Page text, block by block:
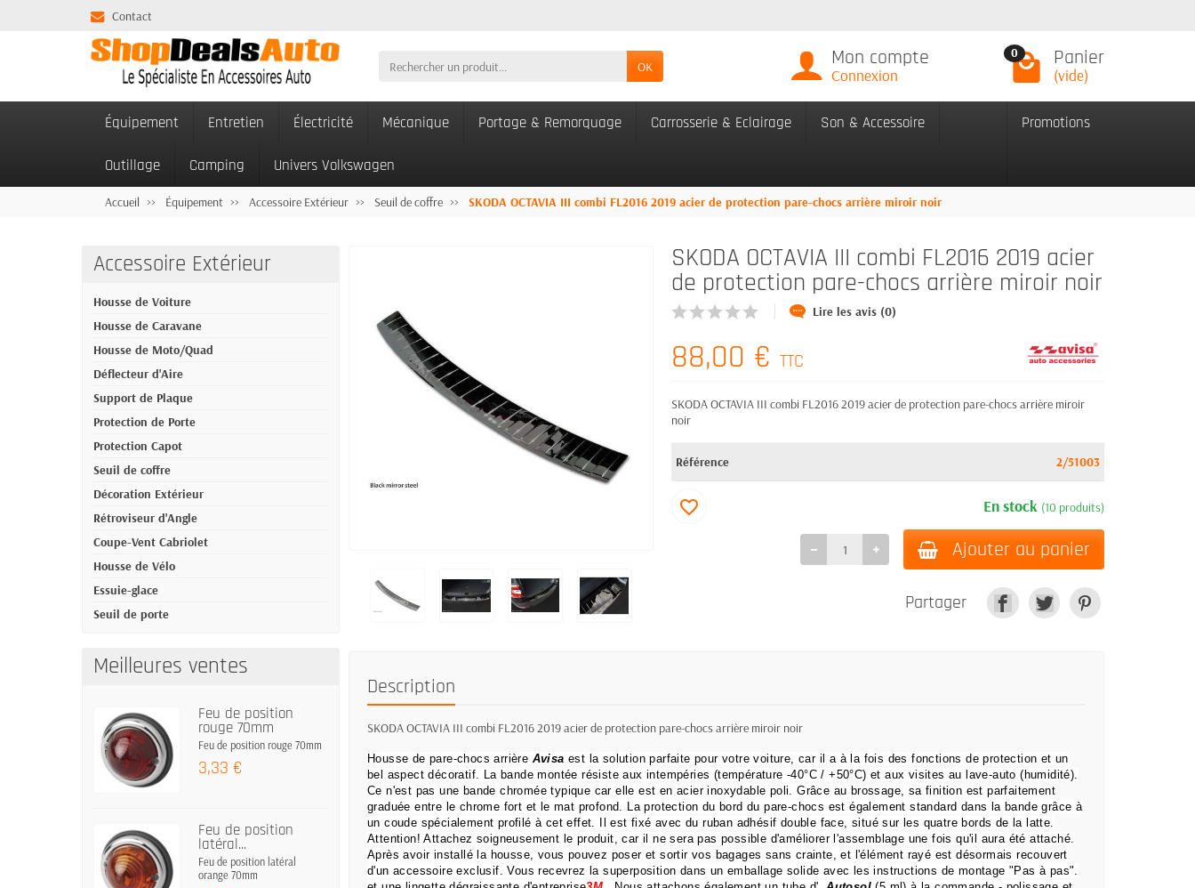
Contact
OK Mon compte
Connexion
0 Panier
(vide)
Équipement Entretien Électricité Mécanique Portage & Remorquage Carrosserie & Eclairage Son & Accessoire
Outillage Camping Univers Volkswagen
Promotions
Accueil Équipement Accessoire Extérieur Seuil de coffre SKODA OCTAVIA III combi FL2016 2019 acier de protection pare-chocs arrière miroir noir
Accessoire Extérieur
Housse de Voiture
Housse de Caravane
Housse de Moto/Quad
Déflecteur d'Aire
Support de Plaque
Protection de Porte
Protection Capot
Seuil de coffre
Décoration Extérieur
Rétroviseur d'Angle
Coupe-Vent Cabriolet
Housse de Vélo
Essuie-glace
Seuil de porte
Meilleures ventes
Feu de position
rouge 70mm
Feu de position rouge 70mm
3,33 €
Feu de position
latéral...
Feu de position latéral
orange 70mm
SKODA OCTAVIA III combi FL2016 2019 acier
de protection pare-chocs arrière miroir noir
Lire les avis (0)
88,00 € TTC
SKODA OCTAVIA III combi FL2016 2019 acier de protection pare-chocs arrière miroir
noir
Référence 2/51003
En stock (10 produits)
Ajouter au panier
favorite_border
Partager
Description
SKODA OCTAVIA III combi FL2016 2019 acier de protection pare-chocs arrière miroir noir
Housse de pare-chocs arrière Avisa est la solution parfaite pour votre voiture, car il a à la fois des fonctions de protection et un
bel aspect décoratif. La bande montée résiste aux intempéries (température -40°C / +50°C) et aux visites au lave-auto (humidité).
Ce n'est pas une bande chromée typique car elle est en acier inoxydable poli.Grâce au brossage, sa finition est parfaitement
graduée entre le chrome fort et le mat profond. La protection du bord du pare-chocs est également standard dans la bande grâce à
un coude spécialement profilé à cet effet.
Il est fixé avec du ruban adhésif double face, situé sur les quatre bords de la latte.
Attention!Attachez soigneusement le produit, car il ne sera pas possible d'améliorer l'assemblage une fois qu'il aura été attaché.
Après avoir installé la housse, vous pouvez poser et sortir vos bagages sans crainte,et l'élément rayé est désormais recouvert
d'un accessoire exclusif.Vous recevrez la superposition dans un emballage solide avec les instructions de montage "Pas à pas".